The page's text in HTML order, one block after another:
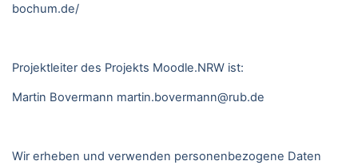
bochum.de/
Projektleiter des Projekts Moodle.NRW ist:
Martin Bovermann martin.bovermann@rub.de
Wir erheben und verwenden personenbezogene Daten